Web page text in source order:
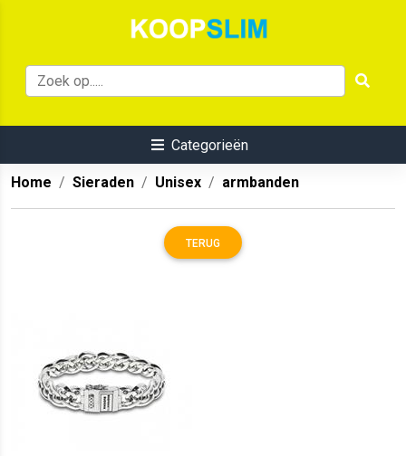
Categorieën
Home Sieraden Unisex armbanden
TERUG